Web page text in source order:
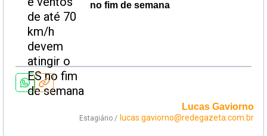
no fim de semana
Lucas Gaviorno
Estagiário / lucas.gaviorno@redegazeta.com.br